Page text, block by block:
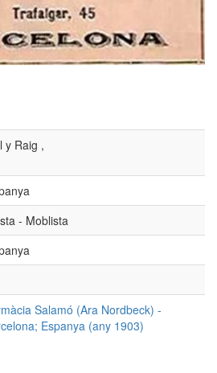
y Raig ,
- Moblista
Salamó (Ara Nordbeck) -
Espanya (any 1903)